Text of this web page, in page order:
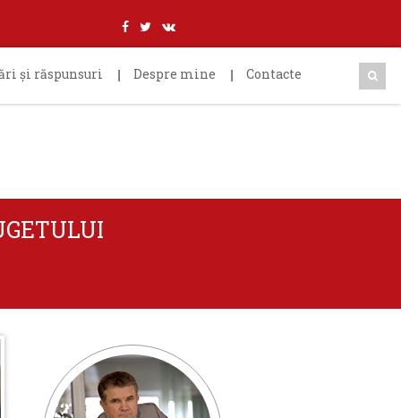
şi răspunsuri Despre mine Contacte